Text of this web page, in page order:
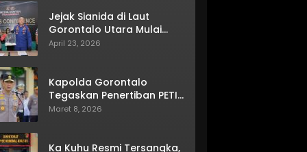
Jejak Sianida di Laut
Gorontalo Utara Mulai
Terkuak
April 23, 2026
Kapolda Gorontalo
Tegaskan Penertiban PETI
Terus Berjalan
Maret 8, 2026
Ka Kuhu Resmi Tersangka,